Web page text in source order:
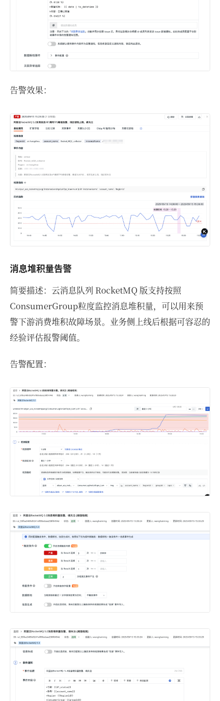
告警效果：
消息堆积量告警
简要描述：云消息队列 RocketMQ 版支持按照
ConsumerGroup粒度监控消息堆积量，可以用来预
警下游消费堆积故障场景。业务侧上线后根据可容忍的
经验评估报警阈值。
告警配置：